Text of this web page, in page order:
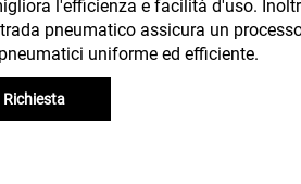
l'efficienza e facilità d'uso.
pneumatico assicura un
uniforme ed efficiente.
Richiesta